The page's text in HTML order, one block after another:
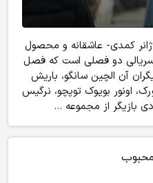
کمدی- عاشقانه و محصول
دو فصلی است که فصل
بازیگران آن الچین سانگو، باریش
اونور بویوک توپچو، نرگیس
بازیگر از مجموعه ...